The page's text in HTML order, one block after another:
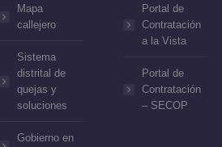
Mapa
callejero
Sistema
distrital de
quejas y
soluciones
Gobierno en
Portal de
Contratación
a la Vista
Portal de
Contratación
– SECOP